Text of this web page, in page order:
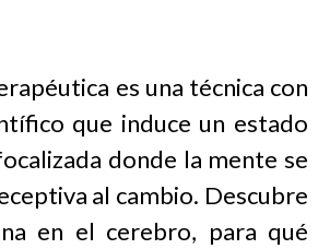
es una técnica con
que induce un estado
donde la mente se
al cambio. Descubre
en el cerebro, para qué